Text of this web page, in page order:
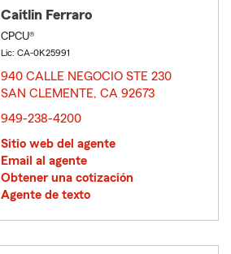
Caitlin Ferraro
CPCU®
Lic: CA-0K25991
940 CALLE NEGOCIO STE 230
SAN CLEMENTE, CA 92673
949-238-4200
Sitio web del agente
Email al agente
Obtener una cotización
Agente de texto